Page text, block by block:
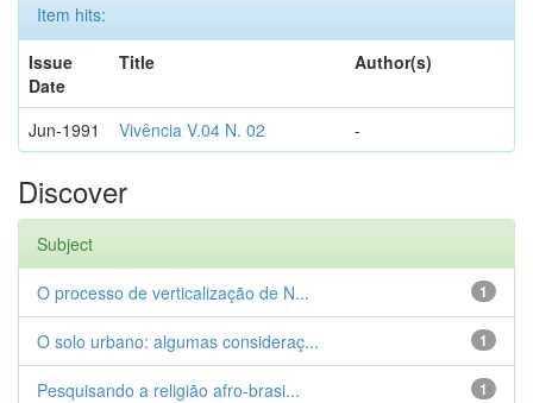
Item hits:
Issue
Date
Title Author(s)
Jun-1991 Vivência V.04 N. 02 -
Discover
Subject
1
O processo de verticalização de N...
1
O solo urbano: algumas consideraç...
1
Pesquisando a religião afro-brasi...